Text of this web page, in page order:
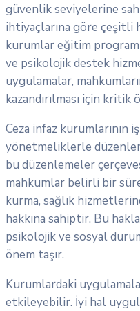
güvenlik seviyelerine
ihtiyaçlarına göre çeşitli
kurumlar eğitim
ve psikolojik destek
uygulamalar,
kazandırılması için kritik
Ceza infaz kurumlarının
yönetmeliklerle
bu düzenlemeler
mahkumlar belirli bir
kurma, sağlık
hakkına sahiptir. Bu
psikolojik ve sosyal
önem taşır.
Kurumlardaki
etkileyebilir. İyi hal